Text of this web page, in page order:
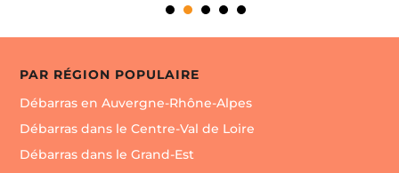
les consignes sur le terrain.
PAR RÉGION POPULAIRE
Débarras en Auvergne-Rhône-Alpes
Débarras dans le Centre-Val de Loire
Débarras dans le Grand-Est